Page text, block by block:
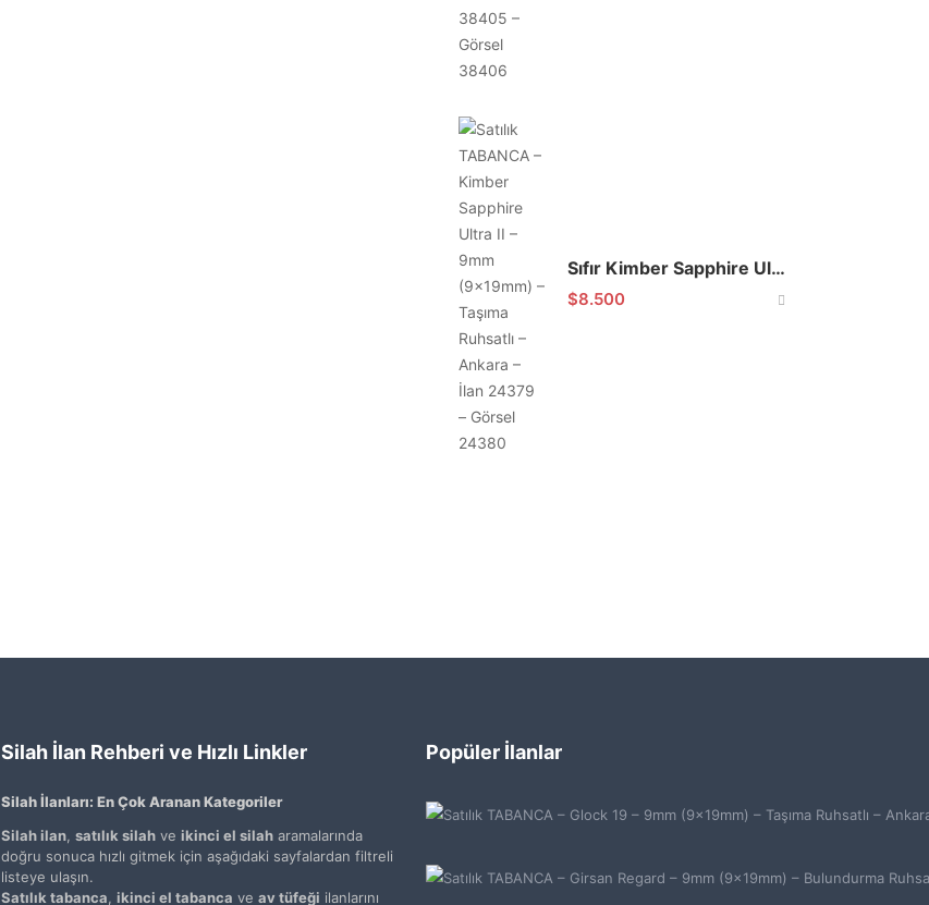
Sıfır Kimber Sapphire Ultra II
$8.500
Silah İlan Rehberi ve Hızlı Linkler
Silah İlanları: En Çok Aranan Kategoriler
Silah ilan satılık silah ve ikinci el silah aramalarında
doğru sonuca hızlı gitmek için aşağıdaki sayfalardan filtreli
listeye ulaşın.
Satılık tabanca ikinci el tabanca ve av tüfeği ilanlarını
Popüler İlanlar